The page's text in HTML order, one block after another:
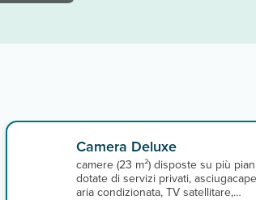
Camera Deluxe
camere (23 m²) disposte su più
dotate di servizi privati,
aria condizionata, TV satellitare,